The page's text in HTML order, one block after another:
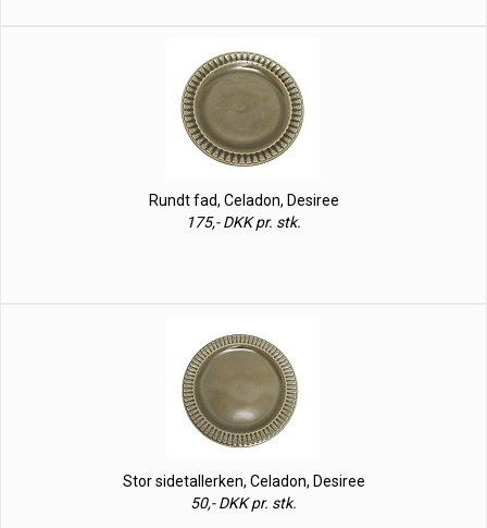
Rundt fad, Celadon, Desiree
175,- DKK pr. stk.
Stor sidetallerken, Celadon, Desiree
50,- DKK pr. stk.